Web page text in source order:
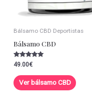
Bálsamo CBD Deportistas
Bálsamo CBD
Valorado con
5.00
de 5
49.00€
Ver bálsamo CBD